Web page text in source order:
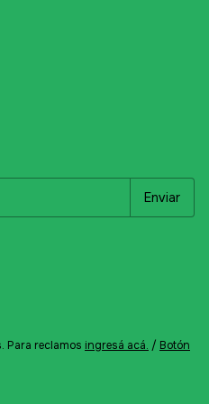
Para reclamos ingresá acá. / Botón